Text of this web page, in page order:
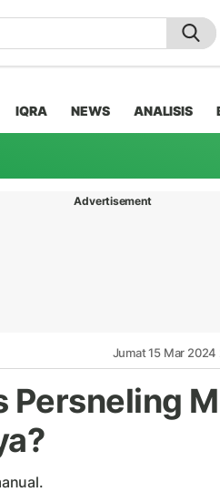
IQRA NEWS ANALISIS
Advertisement
Jumat 15 Mar 2024
Persneling